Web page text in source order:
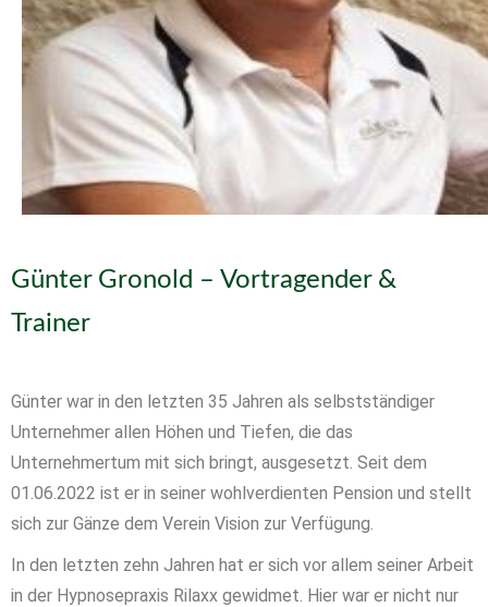
Günter Gronold – Vortragender &
Trainer
Günter war in den letzten 35 Jahren als selbstständiger
Unternehmer allen Höhen und Tiefen, die das
Unternehmertum mit sich bringt, ausgesetzt. Seit dem
01.06.2022 ist er in seiner wohlverdienten Pension und stellt
sich zur Gänze dem Verein Vision zur Verfügung.
In den letzten zehn Jahren hat er sich vor allem seiner Arbeit
in der Hypnosepraxis Rilaxx gewidmet. Hier war er nicht nur